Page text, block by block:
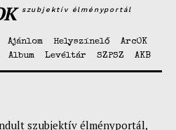
szubjektív élményportál
Ajánlom Helyszínelő
ArcOK
Album Levéltár SZPSZ AKB
szubjektív élményportál,